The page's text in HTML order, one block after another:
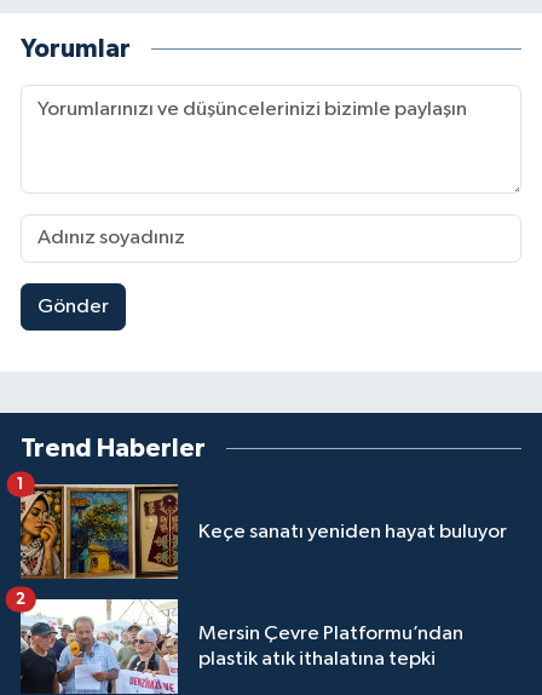
Yorumlar
Gönder
Trend Haberler
Keçe sanatı yeniden hayat buluyor
1
Mersin Çevre Platformu’ndan
plastik atık ithalatına tepki
2